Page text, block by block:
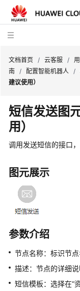
品
介
绍
快
入
户
指
南
制
文档首页 / 云客服 /
南 / 配置智能机器人 /
建议使用）
短信发送图
用）
调用发送短信的接口
图元展示
参数介绍
节点名称：标识节点
描述：节点的详细说
短信模板：选择在“